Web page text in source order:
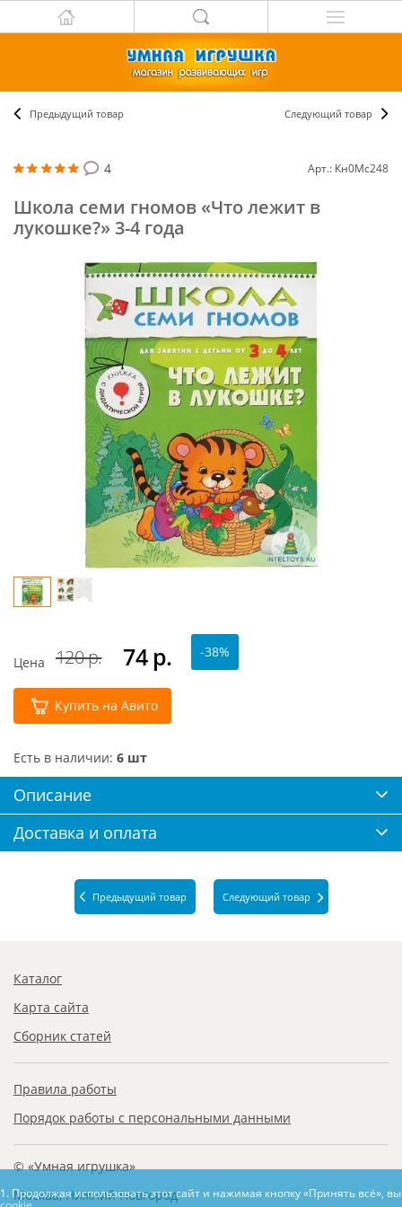
Предыдущий товар Следующий товар
4 Арт.: Кн0Мс248
Школа семи гномов «Что лежит в
лукошке?» 3-4 года
Цена 120 р. 74 р. -38%
Купить на Авито
Есть в наличии: 6 шт
Описание
Доставка и оплата
Предыдущий товар Следующий товар
Каталог
Карта сайта
Сборник статей
Правила работы
Порядок работы с персональными данными
© «Умная игрушка»
Москва, Нижний Новгород
1. Продолжая использовать этот сайт и нажимая кнопку «Принять всё»,